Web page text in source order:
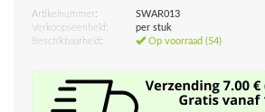
Artikelnummer:
SWAR013
Verkoopseenheid:
per stuk
Beschikbaarheid:
Op voorraad (54)